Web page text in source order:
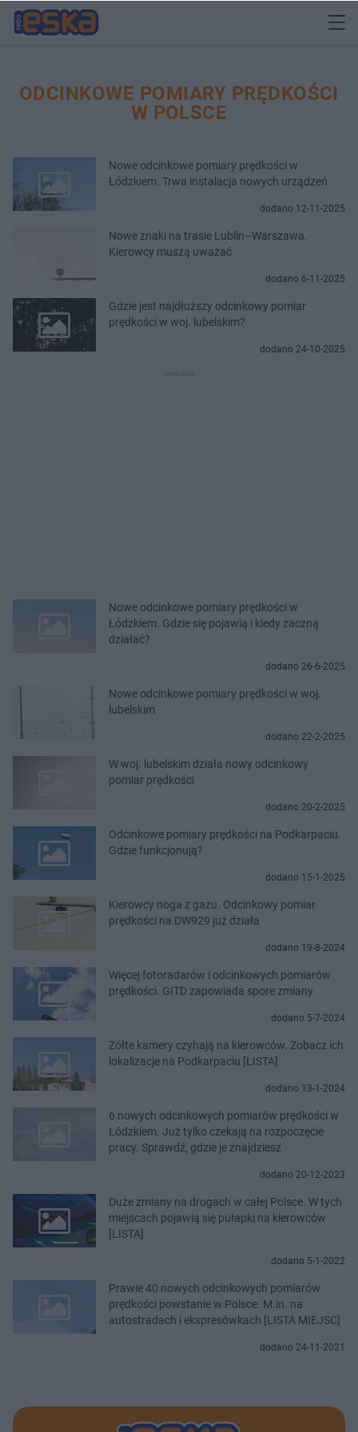
ODCINKOWE POMIARY PRĘDKOŚCI
W POLSCE
Nowe odcinkowe pomiary prędkości w
Łódzkiem. Trwa instalacja nowych urządzeń
dodano 12-11-2025
Nowe znaki na trasie Lublin–Warszawa.
Kierowcy muszą uważać
dodano 6-11-2025
Gdzie jest najdłuższy odcinkowy pomiar
prędkości w woj. lubelskim?
dodano 24-10-2025
Nowe odcinkowe pomiary prędkości w
Łódzkiem. Gdzie się pojawią i kiedy zaczną
działać?
dodano 26-6-2025
Nowe odcinkowe pomiary prędkości w woj.
lubelskim
dodano 22-2-2025
W woj. lubelskim działa nowy odcinkowy
pomiar prędkości
dodano 20-2-2025
Odcinkowe pomiary prędkości na Podkarpaciu.
Gdzie funkcjonują?
dodano 15-1-2025
Kierowcy noga z gazu. Odcinkowy pomiar
prędkości na DW929 już działa
dodano 19-8-2024
Więcej fotoradarów i odcinkowych pomiarów
prędkości. GITD zapowiada spore zmiany
dodano 5-7-2024
Żółte kamery czyhają na kierowców. Zobacz ich
lokalizacje na Podkarpaciu [LISTA]
dodano 13-1-2024
6 nowych odcinkowych pomiarów prędkości w
Łódzkiem. Już tylko czekają na rozpoczęcie
pracy. Sprawdź, gdzie je znajdziesz
dodano 20-12-2023
Duże zmiany na drogach w całej Polsce. W tych
miejscach pojawią się pułapki na kierowców
[LISTA]
dodano 5-1-2022
Prawie 40 nowych odcinkowych pomiarów
prędkości powstanie w Polsce. M.in. na
autostradach i ekspresówkach [LISTA MIEJSC]
dodano 24-11-2021